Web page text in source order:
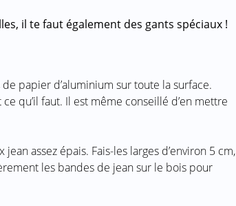
il te faut également des gants spéciaux !
papier d’aluminium sur toute la surface.
qu’il faut. Il est même conseillé d’en mettre
assez épais. Fais-les larges d’environ 5 cm,
les bandes de jean sur le bois pour